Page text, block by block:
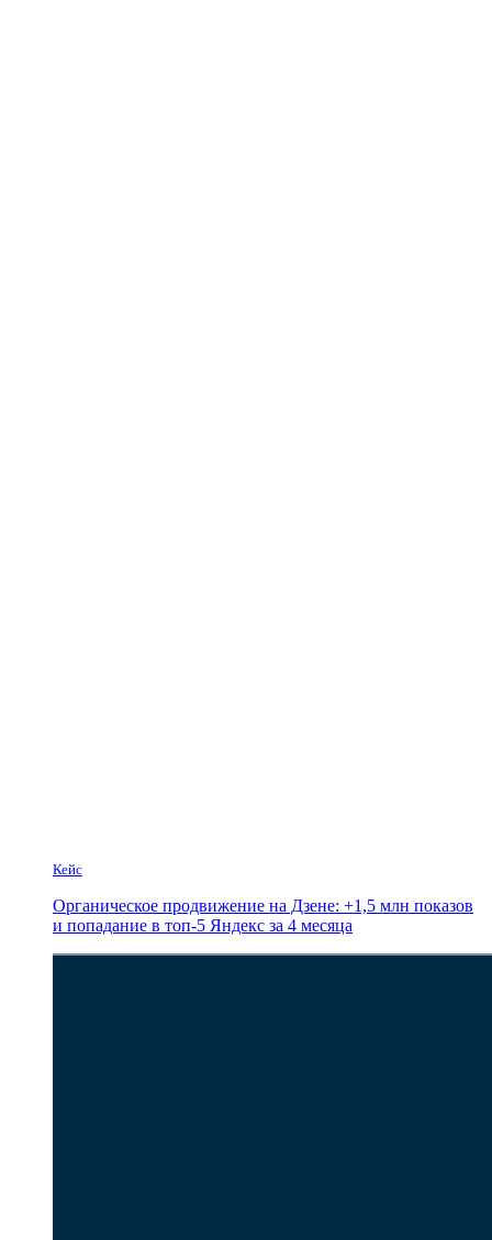
Кейс
Органическое продвижение на Дзене: +1,5 млн показов
и попадание в топ-5 Яндекс за 4 месяца